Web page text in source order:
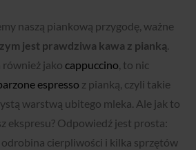
naszą piankową przygodę, ważne
jest prawdziwa kawa z pianką.
również jako cappuccino, to nic
espresso z pianką, czyli takie
warstwą ubitego mleka. Ale jak to
ekspresu? Odpowiedź jest prosta:
cierpliwości i kilka sprzętów